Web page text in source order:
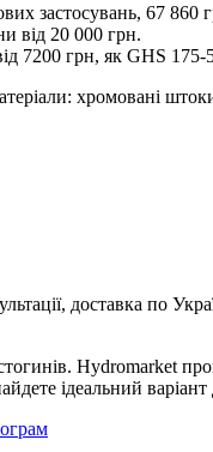
застосувань, 67 860
від 20 000 грн.
7200 грн, як GHS 175-
хромовані
доставка по
Hydromarket
ідеальний